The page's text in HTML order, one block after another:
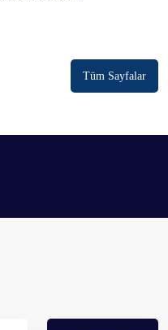
Tüm Sayfalar